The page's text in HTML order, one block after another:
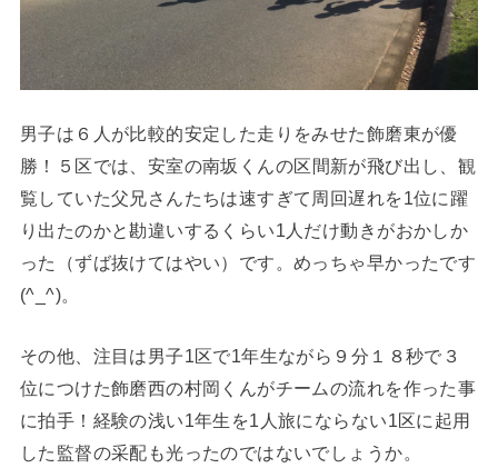
男子は６人が比較的安定した走りをみせた飾磨東が優
勝！
５区では、 安室の南坂くんの区間新が飛び出し、観
覧していた父兄さんたちは速すぎて周回遅れを1位に躍
り出たのかと勘違いするくらい1人だけ動きがおかしか
った（ずば抜けてはやい）です。めっちゃ早かったです
(^_^)。
その他、注目は男子1区で1年生ながら９分１８秒で３
位につけた飾磨西の村岡くんがチームの流れを作った事
に拍手！経験の浅い1年生を1人旅にならない1区に起用
した監督の采配も光ったのではないでしょうか。